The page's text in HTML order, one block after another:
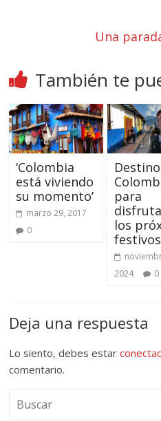
Una
También te
‘Colombia
está viviendo
su momento’
marzo 29, 2017
0
para
los
festivos
2024
0
Deja una respuesta
Lo siento, debes estar
comentario.